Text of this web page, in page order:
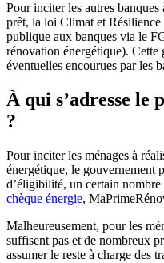
Pour inciter les autres
prêt, la loi Climat et Résilience
publique aux banques via le
rénovation énergétique). Cette
éventuelles encourues par les
À qui s’adresse le
?
Pour inciter les ménages à
énergétique, le gouvernement
d’éligibilité, un certain nombre
chèque énergie,
Malheureusement, pour les
suffisent pas et de nombreux
assumer le reste à charge des